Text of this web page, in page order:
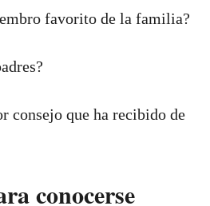
favorito de la familia?
consejo que ha recibido de
conocerse